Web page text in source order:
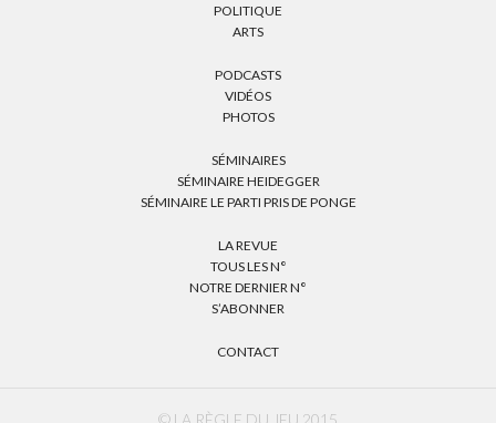
POLITIQUE
ARTS
PODCASTS
VIDÉOS
PHOTOS
SÉMINAIRES
SÉMINAIRE HEIDEGGER
SÉMINAIRE LE PARTI PRIS DE PONGE
LA REVUE
TOUS LES N°
NOTRE DERNIER N°
S’ABONNER
CONTACT
© LA RÈGLE DU JEU 2015